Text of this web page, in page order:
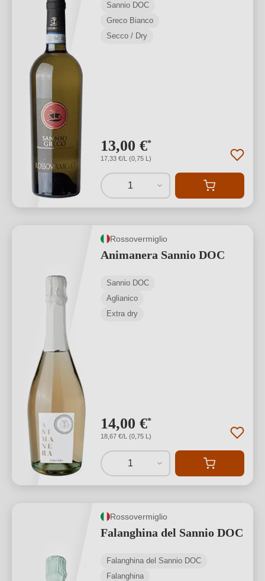
Sannio DOC
Greco Bianco
Secco / Dry
13,00 €*
17,33 €/L (0,75 L)
1
Rossovermiglio
Animanera Sannio DOC
Sannio DOC
Aglianico
Extra dry
14,00 €*
18,67 €/L (0,75 L)
1
Rossovermiglio
Falanghina del Sannio DOC
Falanghina del Sannio DOC
Falanghina